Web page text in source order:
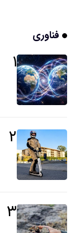
فناوری
۱
۲
۳